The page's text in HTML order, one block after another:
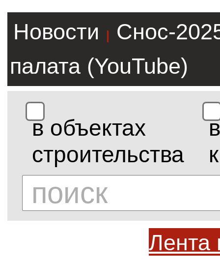
Новости |
Снос-
палата (YouTube)
в объектах
строительства
в
Лента